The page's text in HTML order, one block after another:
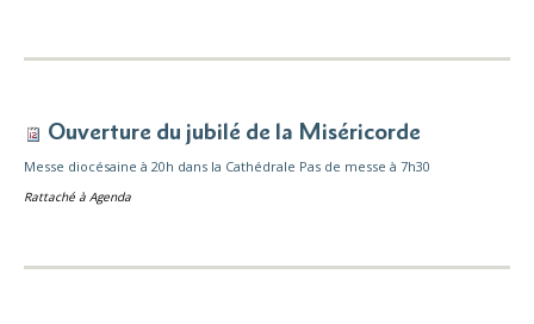
Ouverture du jubilé de la Miséricorde
Messe diocésaine à 20h dans la Cathédrale Pas de messe à 7h30
Rattaché à Agenda